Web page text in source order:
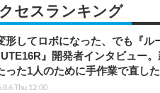
セスランキング
形してロボになった、でも『
』開発者インタビュー
った1人のために手作業で直し
Thu 12:00